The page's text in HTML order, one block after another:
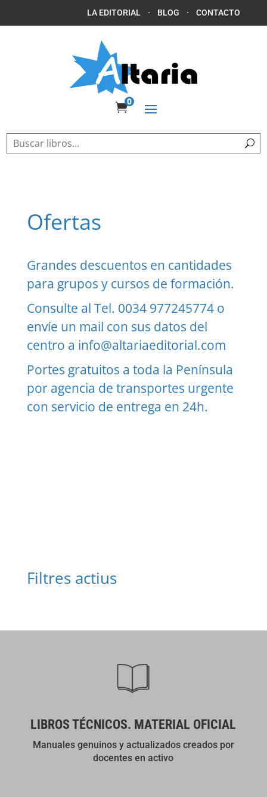
LA EDITORIAL · BLOG ·CONTACTO
0
Ofertas
Grandes descuentos en cantidades
para grupos y cursos de formación.
Consulte al Tel. 0034 977245774 o
envíe un mail con sus datos del
centro a info@altariaeditorial.com
Portes gratuitos a toda la Península
por agencia de transportes urgente
con servicio de entrega en 24h.
Filtres actius
LIBROS TÉCNICOS. MATERIAL OFICIAL
Manuales genuinos y actualizados creados por
docentes en activo